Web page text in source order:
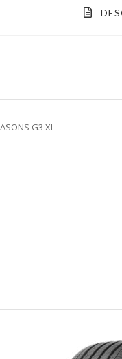
G3 XL